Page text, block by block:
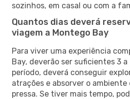
sozinhos, em casal ou com a
Quantos dias deverá
viagem a Montego Bay
Para viver uma experiência
Bay, deverão ser suficientes 3
período, deverá conseguir
atrações e absorver o ambiente
pressa. Se tiver mais tempo,